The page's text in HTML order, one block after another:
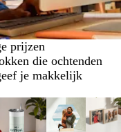
prijzen
die ochtenden
je makkelijk